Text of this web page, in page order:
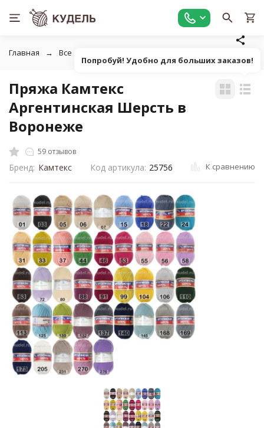
Главная Все для вязания
Пряжа Камтекс
Аргентинская Шерсть в
Воронеже
59 отзывов
Бренд: Камтекс Код артикула: 25756 К сравнению
Попробуй! Удобно для больших заказов!